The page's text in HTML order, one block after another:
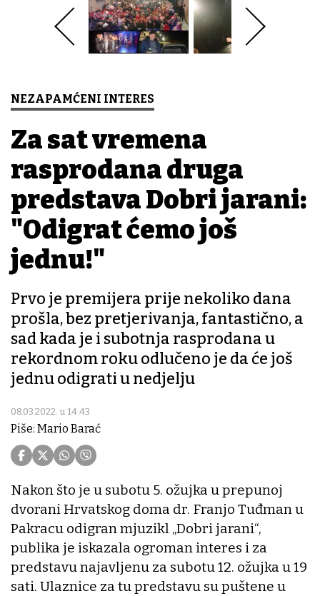
NEZAPAMĆENI INTERES
Za sat vremena
rasprodana druga
predstava Dobri jarani:
"Odigrat ćemo još
jednu!"
Prvo je premijera prije nekoliko dana
prošla, bez pretjerivanja, fantastično, a
sad kada je i subotnja rasprodana u
rekordnom roku odlučeno je da će još
jednu odigrati u nedjelju
08.03.2022. u 14:43
Piše: Mario Barać
Nakon što je u subotu 5. ožujka u prepunoj
dvorani Hrvatskog doma dr. Franjo Tuđman u
Pakracu odigran mjuzikl „Dobri jarani“,
publika je iskazala ogroman interes i za
predstavu najavljenu za subotu 12. ožujka u 19
sati. Ulaznice za tu predstavu su puštene u